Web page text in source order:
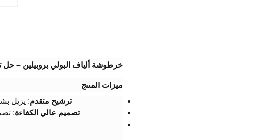
​خرطوشة ألياف البولي بروبيلين – حل
​ميزات المنتج​
​ترشيح متقدم​​: يزيل
​تصميم عالي الكفاءة​​: